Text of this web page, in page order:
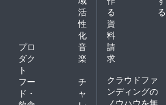
活
性
化
プロ
ダク
ト
音
楽
フー
ド・
チ
ャ
る
る
資
料
請
求
クラウドファ
ンディングの
ノウハウを無